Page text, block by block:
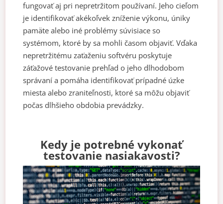
fungovať aj pri nepretržitom používaní. Jeho cieľom
je identifikovať akékoľvek zníženie výkonu, úniky
pamäte alebo iné problémy súvisiace so
systémom, ktoré by sa mohli časom objaviť. Vďaka
nepretržitému zaťaženiu softvéru poskytuje
záťažové testovanie prehľad o jeho dlhodobom
správaní a pomáha identifikovať prípadné úzke
miesta alebo zraniteľnosti, ktoré sa môžu objaviť
počas dlhšieho obdobia prevádzky.
Kedy je potrebné vykonať
testovanie nasiakavosti?